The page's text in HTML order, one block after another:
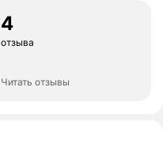
4
отзыва
Читать отзывы